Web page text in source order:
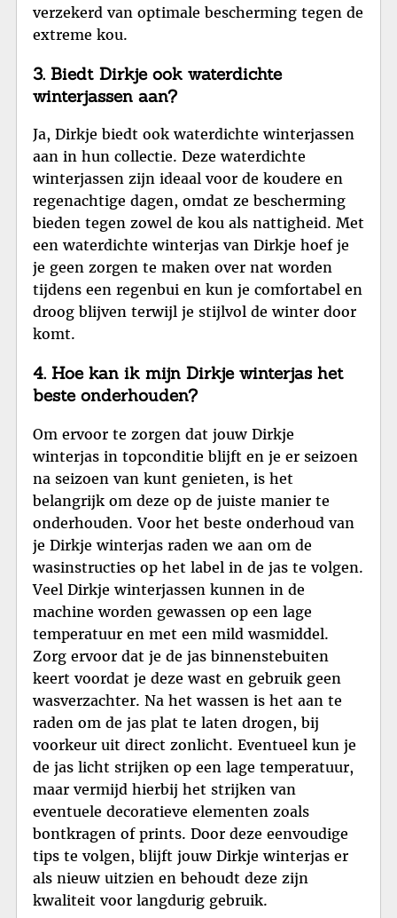
verzekerd van optimale bescherming tegen de
extreme kou.
3. Biedt Dirkje ook waterdichte
winterjassen aan?
Ja, Dirkje biedt ook waterdichte winterjassen
aan in hun collectie. Deze waterdichte
winterjassen zijn ideaal voor de koudere en
regenachtige dagen, omdat ze bescherming
bieden tegen zowel de kou als nattigheid. Met
een waterdichte winterjas van Dirkje hoef je
je geen zorgen te maken over nat worden
tijdens een regenbui en kun je comfortabel en
droog blijven terwijl je stijlvol de winter door
komt.
4. Hoe kan ik mijn Dirkje winterjas het
beste onderhouden?
Om ervoor te zorgen dat jouw Dirkje
winterjas in topconditie blijft en je er seizoen
na seizoen van kunt genieten, is het
belangrijk om deze op de juiste manier te
onderhouden. Voor het beste onderhoud van
je Dirkje winterjas raden we aan om de
wasinstructies op het label in de jas te volgen.
Veel Dirkje winterjassen kunnen in de
machine worden gewassen op een lage
temperatuur en met een mild wasmiddel.
Zorg ervoor dat je de jas binnenstebuiten
keert voordat je deze wast en gebruik geen
wasverzachter. Na het wassen is het aan te
raden om de jas plat te laten drogen, bij
voorkeur uit direct zonlicht. Eventueel kun je
de jas licht strijken op een lage temperatuur,
maar vermijd hierbij het strijken van
eventuele decoratieve elementen zoals
bontkragen of prints. Door deze eenvoudige
tips te volgen, blijft jouw Dirkje winterjas er
als nieuw uitzien en behoudt deze zijn
kwaliteit voor langdurig gebruik.